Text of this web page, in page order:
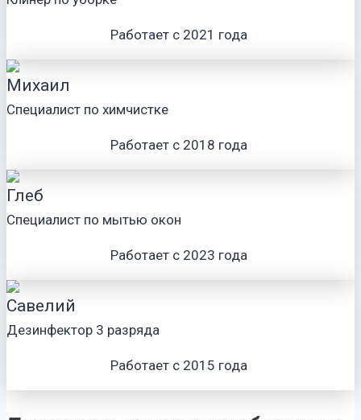
Работает с 2021 года
Михаил
Специалист по химчистке
Работает с 2018 года
Глеб
Специалист по мытью окон
Работает с 2023 года
Савелий
Дезинфектор 3 разряда
Работает с 2015 года